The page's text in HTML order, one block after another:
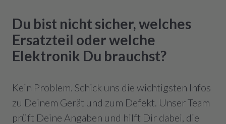
Du bist nicht sicher, welches
Ersatzteil oder welche
Elektronik Du brauchst?
Kein Problem. Schick uns die wichtigsten Infos
zu Deinem Gerät und zum Defekt. Unser Team
prüft Deine Angaben und hilft Dir dabei, die